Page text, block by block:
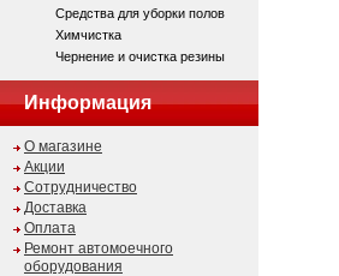
Средства для уборки полов
Химчистка
Чернение и очистка резины
Информация
О магазине
Акции
Сотрудничество
Доставка
Оплата
Ремонт автомоечного
оборудования